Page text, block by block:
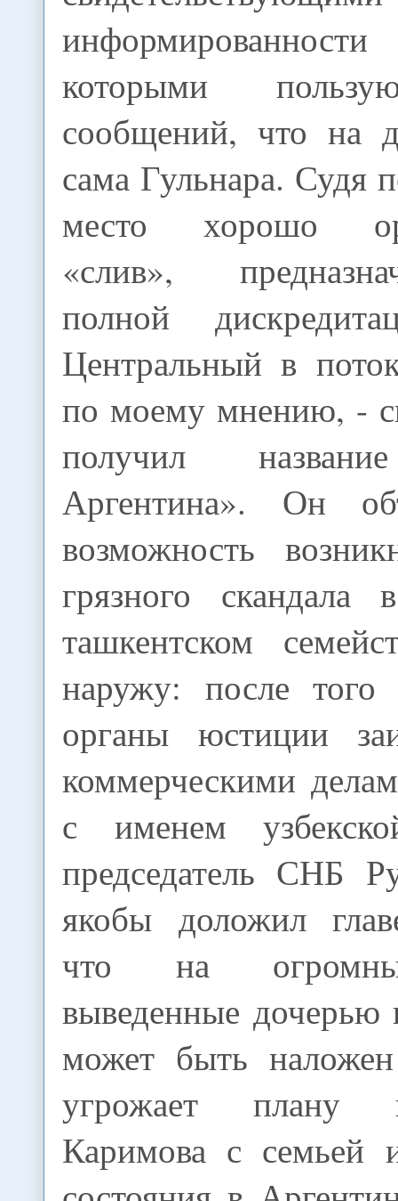
которыми
сообщений, что на
сама Гульнара. Судя
место хорошо
«слив»,
полной
Центральный в
по моему мнению, -
получил
Аргентина». Он
возможность
грязного скандала
ташкентском
наружу: после
органы юстиции
коммерческими
с именем
председатель СНБ
якобы доложил
что на
выведенные дочерью
может быть
угрожает плану
Каримова с семьей